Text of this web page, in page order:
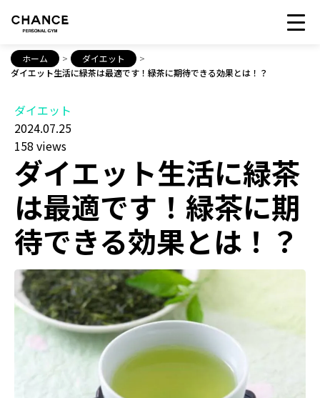
ホーム > ダイエット
>
ダイエット生活に緑茶は最適です！緑茶に期待できる効果とは！？
ダイエット
2024.07.25
158 views
ダイエット生活に緑茶
は最適です！緑茶に期
待できる効果とは！？